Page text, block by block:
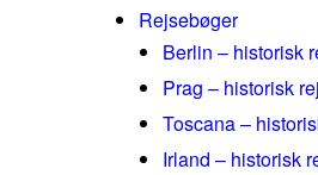
Rejsebøger
Berlin – historisk
Prag – historisk
Toscana –
Irland – historisk